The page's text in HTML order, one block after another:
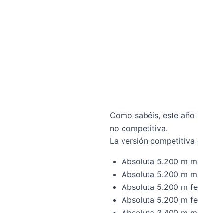
Como sabéis, este
no competitiva.
La versión competitiva
Absoluta 5.200 m
Absoluta 5.200 m
Absoluta 5.200 m
Absoluta 5.200 m